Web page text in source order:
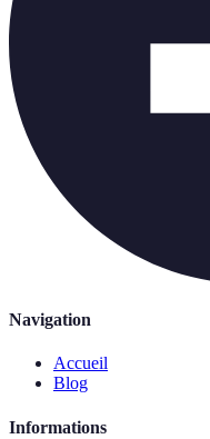
Navigation
Accueil
Blog
Informations